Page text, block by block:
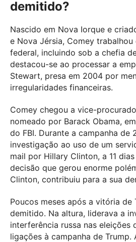
demitido?
Nascido em Nova Iorque e
e Nova Jérsia, Comey
federal, incluindo sob a chefia
destacou-se ao processar a
Stewart, presa em 2004 por
irregularidades financeiras.
Comey chegou a vice-
nomeado por Barack Obama,
do FBI. Durante a campanha de
investigação ao uso de um
mail por Hillary Clinton, a 11
decisão que gerou enorme
Clinton, contribuiu para a sua
Poucos meses após a vitória de
demitido. Na altura, liderava a
interferência russa nas eleições
ligações à campanha de Trump.